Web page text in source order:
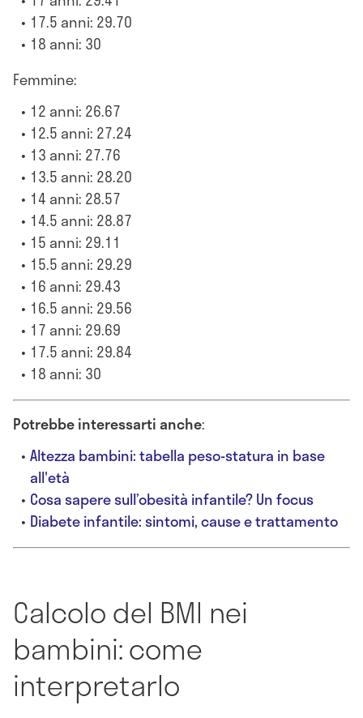
17.5 anni: 29.70
18 anni: 30
Femmine:
12 anni: 26.67
12.5 anni: 27.24
13 anni: 27.76
13.5 anni: 28.20
14 anni: 28.57
14.5 anni: 28.87
15 anni: 29.11
15.5 anni: 29.29
16 anni: 29.43
16.5 anni: 29.56
17 anni: 29.69
17.5 anni: 29.84
18 anni: 30
Potrebbe interessarti anche:
Altezza bambini: tabella peso-statura in base
all'età
Cosa sapere sull’obesità infantile? Un focus
Diabete infantile: sintomi, cause e trattamento
Calcolo del BMI nei
bambini: come
interpretarlo